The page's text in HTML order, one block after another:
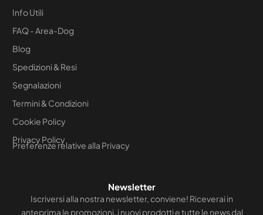
Info Utili
FAQ - Area-Dog
Blog
Spedizioni & Resi
Segnalazioni
Termini & Condizioni
Cookie Policy
Privacy Policy
Preferenze relative alla Privacy
Newsletter
Iscriversi alla nostra newsletter, conviene! Riceverai in
anteprima le promozioni, i nuovi prodotti e tutte le news dal